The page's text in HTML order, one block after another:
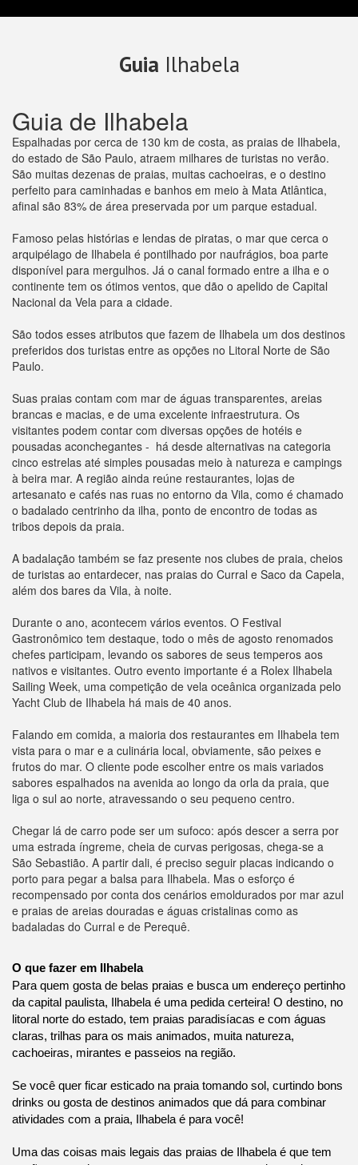
Guia Ilhabela
Guia de Ilhabela
Espalhadas por cerca de 130 km de costa, as praias de Ilhabela,
do estado de São Paulo, atraem milhares de turistas no verão.
São muitas dezenas de praias, muitas cachoeiras, e o destino
perfeito para caminhadas e banhos em meio à Mata Atlântica,
afinal são 83% de área preservada por um parque estadual.
Famoso pelas histórias e lendas de piratas, o mar que cerca o
arquipélago de Ilhabela é pontilhado por naufrágios, boa parte
disponível para mergulhos. Já o canal formado entre a ilha e o
continente tem os ótimos ventos, que dão o apelido de Capital
Nacional da Vela para a cidade.
São todos esses atributos que fazem de Ilhabela um dos destinos
preferidos dos turistas entre as opções no Litoral Norte de São
Paulo.
Suas praias contam com mar de águas transparentes, areias
brancas e macias, e de uma excelente infraestrutura. Os
visitantes podem contar com diversas opções de hotéis e
pousadas aconchegantes - há desde alternativas na categoria
cinco estrelas até simples pousadas meio à natureza e campings
à beira mar. A região ainda reúne restaurantes, lojas de
artesanato e cafés nas ruas no entorno da Vila, como é chamado
o badalado centrinho da ilha, ponto de encontro de todas as
tribos depois da praia.
A badalação também se faz presente nos clubes de praia, cheios
de turistas ao entardecer, nas praias do Curral e Saco da Capela,
além dos bares da Vila, à noite.
Durante o ano, acontecem vários eventos. O Festival
Gastronômico tem destaque, todo o mês de agosto renomados
chefes participam, levando os sabores de seus temperos aos
nativos e visitantes. Outro evento importante é a Rolex Ilhabela
Sailing Week, uma competição de vela oceânica organizada pelo
Yacht Club de Ilhabela há mais de 40 anos.
Falando em comida, a maioria dos restaurantes em Ilhabela tem
vista para o mar e a culinária local, obviamente, são peixes e
frutos do mar. O cliente pode escolher entre os mais variados
sabores espalhados na avenida ao longo da orla da praia, que
liga o sul ao norte, atravessando o seu pequeno centro.
Chegar lá de carro pode ser um sufoco: após descer a serra por
uma estrada íngreme, cheia de curvas perigosas, chega-se a
São Sebastião. A partir dali, é preciso seguir placas indicando o
porto para pegar a balsa para Ilhabela. Mas o esforço é
recompensado por conta dos cenários emoldurados por mar azul
e praias de areias douradas e águas cristalinas como as
badaladas do Curral e de Perequê.
O que fazer em Ilhabela
Para quem gosta de belas praias e busca um endereço pertinho
da capital paulista, Ilhabela é uma pedida certeira! O destino, no
litoral norte do estado, tem praias paradisíacas e com águas
claras, trilhas para os mais animados, muita natureza,
cachoeiras, mirantes e passeios na região.
Se você quer ficar esticado na praia tomando sol, curtindo bons
drinks ou gosta de destinos animados que dá para combinar
atividades com a praia, Ilhabela é para você!
Uma das coisas mais legais das praias de Ilhabela é que tem